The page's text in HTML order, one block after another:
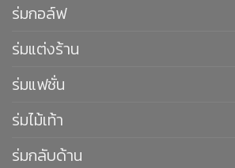
ร่มกอล์ฟ
ร่มแต่งร้าน
ร่มแฟชั่น
ร่มไม้เท้า
ร่มกลับด้าน